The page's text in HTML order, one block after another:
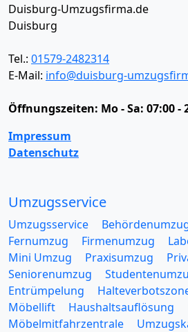
Duisburg-Umzugsfirma.de
Duisburg
Tel.: 01579-2482314
E-Mail: info@duisburg-
Öffnungszeiten: Mo - Sa: 07:00 -
Impressum
Datenschutz
Umzugsservice
Umzugsservice
Fernumzug
Firmenumzug
Mini Umzug
Praxisumzug
Seniorenumzug
Entrümpelung
Möbellift
Haushaltsauflösung
Möbelmitfahrzentrale